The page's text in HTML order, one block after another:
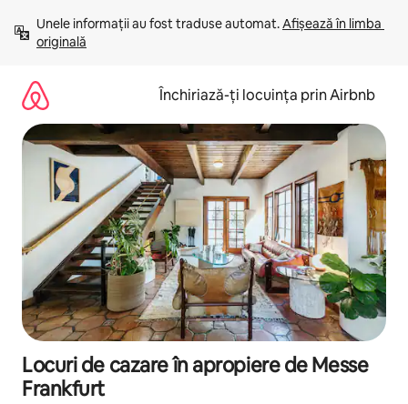
mergi
conținut
Unele informații au fost traduse automat. Afișează în limba
originală
Închiriază-ți locuința prin Airbnb
Locuri de cazare în apropiere de Messe
Frankfurt